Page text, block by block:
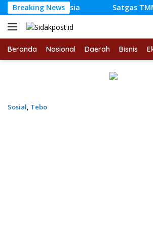
Langsung
ke
konten
Breaking News
Indonesia Satgas TMMD Ke-129
Beranda Nasional Daerah Bisnis
Sosial, Tebo